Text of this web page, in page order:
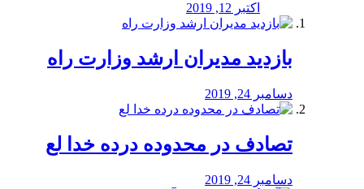
اکتبر 12, 2019
بازدید مدیران ارشد وزارت راه
دسامبر 24, 2019
تصادف در محدوده درده خدا لع
دسامبر 24, 2019